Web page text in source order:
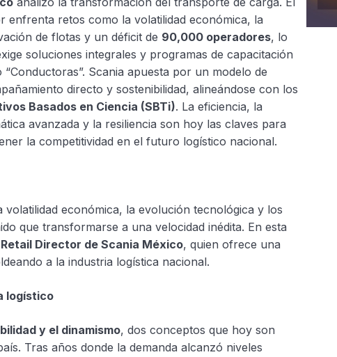
enfrenta retos como la volatilidad económica, la
de flotas y un déficit de 90,000 operadores, lo
soluciones integrales y programas de capacitación
“Conductoras”. Scania apuesta por un modelo de
directo y sostenibilidad, alineándose con los
Basados en Ciencia (SBTi). La eficiencia, la
avanzada y la resiliencia son hoy las claves para
la competitividad en el futuro logístico nacional.
económica, la evolución tecnológica y los
que transformarse a una velocidad inédita. En esta
Director de Scania México, quien ofrece una
a la industria logística nacional.
logístico
y el dinamismo, dos conceptos que hoy son
Tras años donde la demanda alcanzó niveles